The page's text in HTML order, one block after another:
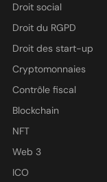
Droit social
Droit du RGPD
Droit des start-up
Cryptomonnaies
Contrôle fiscal
Blockchain
NFT
Web 3
ICO